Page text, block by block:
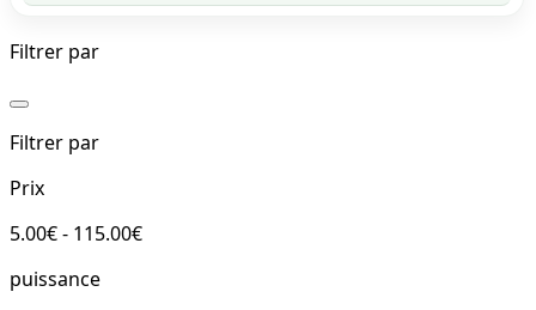
Filtrer par
Filtrer par
Prix
5.00€ - 115.00€
puissance